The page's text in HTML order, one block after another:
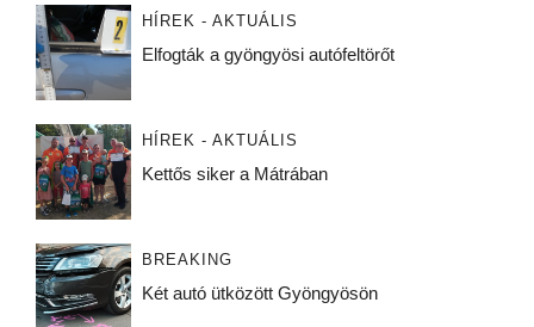
HÍREK - AKTUÁLIS
Elfogták a gyöngyösi autófeltörőt
HÍREK - AKTUÁLIS
Kettős siker a Mátrában
BREAKING
Két autó ütközött Gyöngyösön